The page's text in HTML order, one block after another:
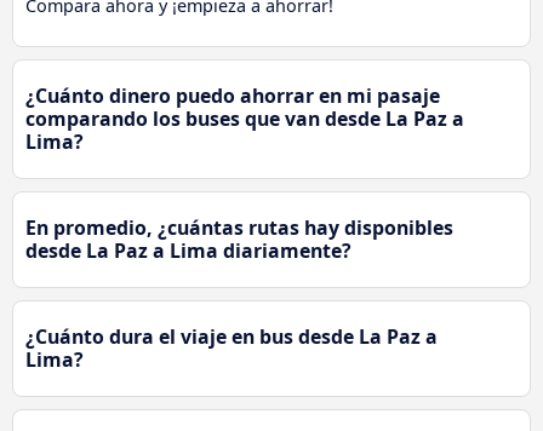
Compara ahora y ¡empieza a ahorrar!
¿Cuánto dinero puedo ahorrar en mi pasaje
comparando los buses que van desde La Paz a
Lima?
En promedio, ¿cuántas rutas hay disponibles
desde La Paz a Lima diariamente?
¿Cuánto dura el viaje en bus desde La Paz a
Lima?